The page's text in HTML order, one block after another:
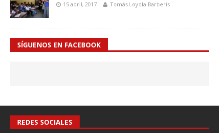
15 abril, 2017 Tomás Loyola Barberis
SÍGUENOS EN FACEBOOK
REDES SOCIALES